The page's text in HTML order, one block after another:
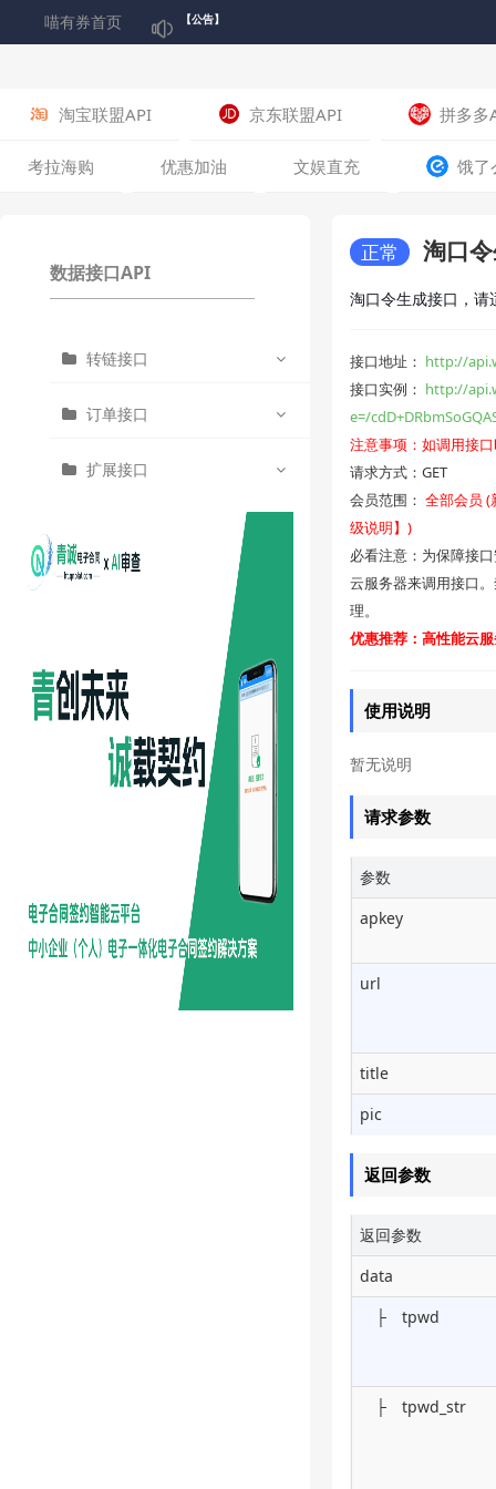
喵有券首页 【公告】
关于喵有券平台启用微信登录通知
关于下架“淘宝联盟简版商品查询接口”的通知
淘宝联盟API 京东联盟API 拼多多
考拉海购 优惠加油 文娱直充 饿了
数据接口API
转链接口
电影票H5地址获取
肯德基H5地址获取
订单接口
(电影票)查询订单列表
(肯德基)查询订单列表
根据订单号查询订单信息
扩展接口
【电影票】查询中国大陆所
【电影票】根据城市id查询影
片
【电影票】根据影片id查询影
片
【电影票】根据城市分页查
肯德基/电影票备用金余额查
询
正常 淘口
淘口令生成接口，请
接口地址： http://
接口实例： http://
e=/
注意事项：如调用接
请求方式：GET
会员范围： 全部会员 (
级说明】)
必看注意：为保障接
云服务器来调用接口
理。
优惠推荐：高性能云
使用说明
暂无说明
请求参数
参数
apkey
url
title
pic
返回参数
返回参数
data
├ tpwd
├ tpwd_str